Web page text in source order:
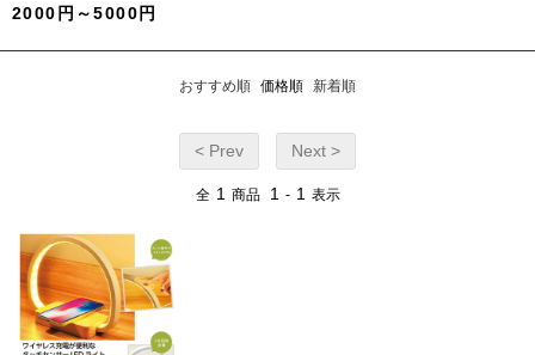
2000円～5000円
おすすめ順 価格順 新着順
< Prev Next >
全 1 商品 1 - 1 表示